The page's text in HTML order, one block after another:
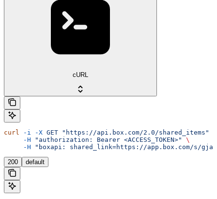
cURL
curl -i -X GET "https://api.box.com/2.0/shared_items"
     -H
"authorization: Bearer <ACCESS_TOKEN>"
\
     -H
"boxapi: shared_link=https://app.box.com/s/
200 default